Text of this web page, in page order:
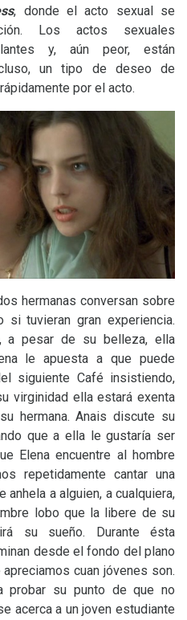
, donde el acto sexual se
Los actos sexuales
y, aún peor, están
un tipo de deseo de
por el acto.
hermanas conversan sobre
tuvieran gran experiencia.
a pesar de su belleza, ella
le apuesta a que puede
siguiente Café insistiendo,
virginidad ella estará exenta
hermana. Anais discute su
que a ella le gustaría ser
Elena encuentre al hombre
repetidamente cantar una
a alguien, a cualquiera,
lobo que la libere de su
su sueño. Durante ésta
desde el fondo del plano
cuan jóvenes son.
su punto de que no
acerca a un joven estudiante